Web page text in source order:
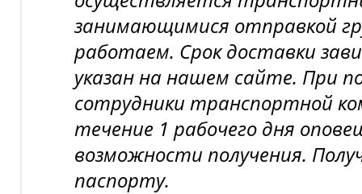
занимающимися отправкой
работаем. Срок доставки
указан на нашем сайте. При
сотрудники транспортной
течение 1 рабочего дня
возможности получения.
паспорту.